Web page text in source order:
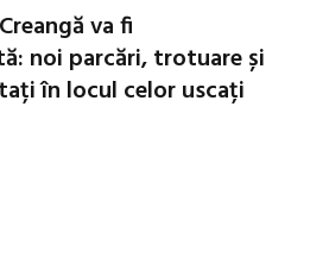
va fi
noi parcări, trotuare și
în locul celor uscați